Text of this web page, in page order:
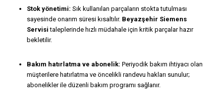
Stok yönetimi: Sık kullanılan parçaların stokta tutulması
sayesinde onarım süresi kısaltılır. Beyazşehir Siemens
Servisi taleplerinde hızlı müdahale için kritik parçalar hazır
bekletilir.
Bakım hatırlatma ve abonelik: Periyodik bakım ihtiyacı olan
müşterilere hatırlatma ve öncelikli randevu hakları sunulur;
abonelikler ile düzenli bakım programı sağlanır.